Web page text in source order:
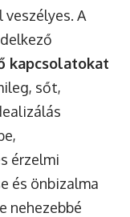
veszélyes. A
kapcsolatokat
sőt,
érzelmi
és önbizalma
nehezebbé